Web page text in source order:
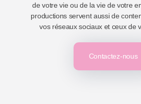
de votre vie ou de la vie de votre
productions servent aussi de
vos réseaux sociaux et ceux de
Contactez-nous